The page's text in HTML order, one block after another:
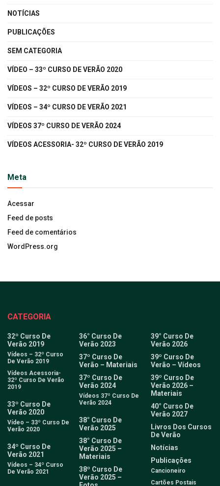
NOTÍCIAS
PUBLICAÇÕES
SEM CATEGORIA
VÍDEO – 33º CURSO DE VERÃO 2020
VÍDEOS – 32º CURSO DE VERÃO 2019
VÍDEOS – 34º CURSO DE VERÃO 2021
VÍDEOS 37º CURSO DE VERÃO 2024
VÍDEOS ACESSORIA- 32º CURSO DE VERÃO 2019
Meta
Acessar
Feed de posts
Feed de comentários
WordPress.org
CATEGORIA
32º Curso De
Verão 2019
Vídeos – 32º Curso
De Verão 2019
Vídeos Acessoria-
32º Curso De Verão
2019
33º Curso De
Verão 2020
Vídeo – 33º Curso De
Verão 2020
34º Curso De
Verão 2021
Vídeos – 34º Curso
De Verão 2021
36° Curso De
Verão 2023
37º Curso De
Verão – Materiais
37º Curso De
Verão 2024
Vídeos 37º Curso De
Verão 2024
38° Curso De
Verão 2025
38° Curso De
Verão 2025 –
Materiais
38º Curso De
Verão 2025 –
39° Curso De
Verão 2026
39º Curso De
Verão – Vídeos
39º Curso De
Verão 2026 –
Materiais
40° Curso De
Verão 2027
Livros Dos Cursos
De Verão
Notícias
Publicações
Cancioneiro
Cartões Postais